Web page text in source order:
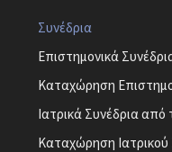
Συνέδρια
Επιστημονικά
Καταχώρηση
Ιατρικά Συνέδρια από
Καταχώρηση Ιατρικού